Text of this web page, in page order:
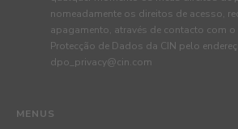
MENUS
nomeadamente os direitos de acesso,
apagamento, através de contacto com o
Protecção de Dados da CIN pelo
dpo_privacy@cin.com